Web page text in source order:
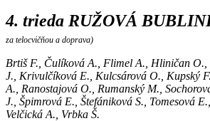
4. trieda RUŽOVÁ
za telocvičňou a doprava)
Brtiš F., Čulíková A., Flimel A., Hliničan
J., Krivulčíková E., Kulcsárová O., Kupský
A., Ranostajová O., Rumanský M.,
J., Špimrová E., Štefániková S., Tomesová
Velčická A., Vrbka Š.